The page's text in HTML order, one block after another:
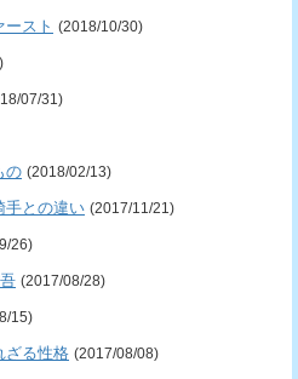
スト (2018/10/30)
07/31)
の (2018/02/13)
手との違い (2017/11/21)
26)
(2017/08/28)
15)
る性格 (2017/08/08)